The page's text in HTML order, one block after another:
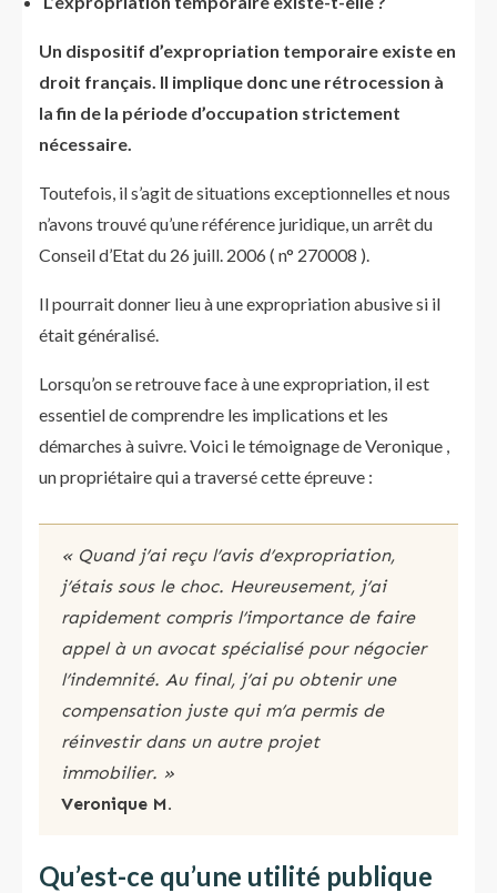
Un dispositif d’expropriation temporaire existe en
droit français. Il implique donc une rétrocession à
la fin de la période d’occupation strictement
nécessaire.
Toutefois, il s’agit de situations exceptionnelles et nous
n’avons trouvé qu’une référence juridique, un arrêt du
Conseil d’Etat du 26 juill. 2006 ( n° 270008 ).
Il pourrait donner lieu à une expropriation abusive si il
était généralisé.
Lorsqu’on se retrouve face à une expropriation, il est
essentiel de comprendre les implications et les
démarches à suivre. Voici le témoignage de Veronique ,
un propriétaire qui a traversé cette épreuve :
« Quand j’ai reçu l’avis d’expropriation,
j’étais sous le choc. Heureusement, j’ai
rapidement compris l’importance de faire
appel à un avocat spécialisé pour négocier
l’indemnité. Au final, j’ai pu obtenir une
compensation juste qui m’a permis de
réinvestir dans un autre projet
immobilier. »
Veronique M.
Qu’est-ce qu’une utilité publique